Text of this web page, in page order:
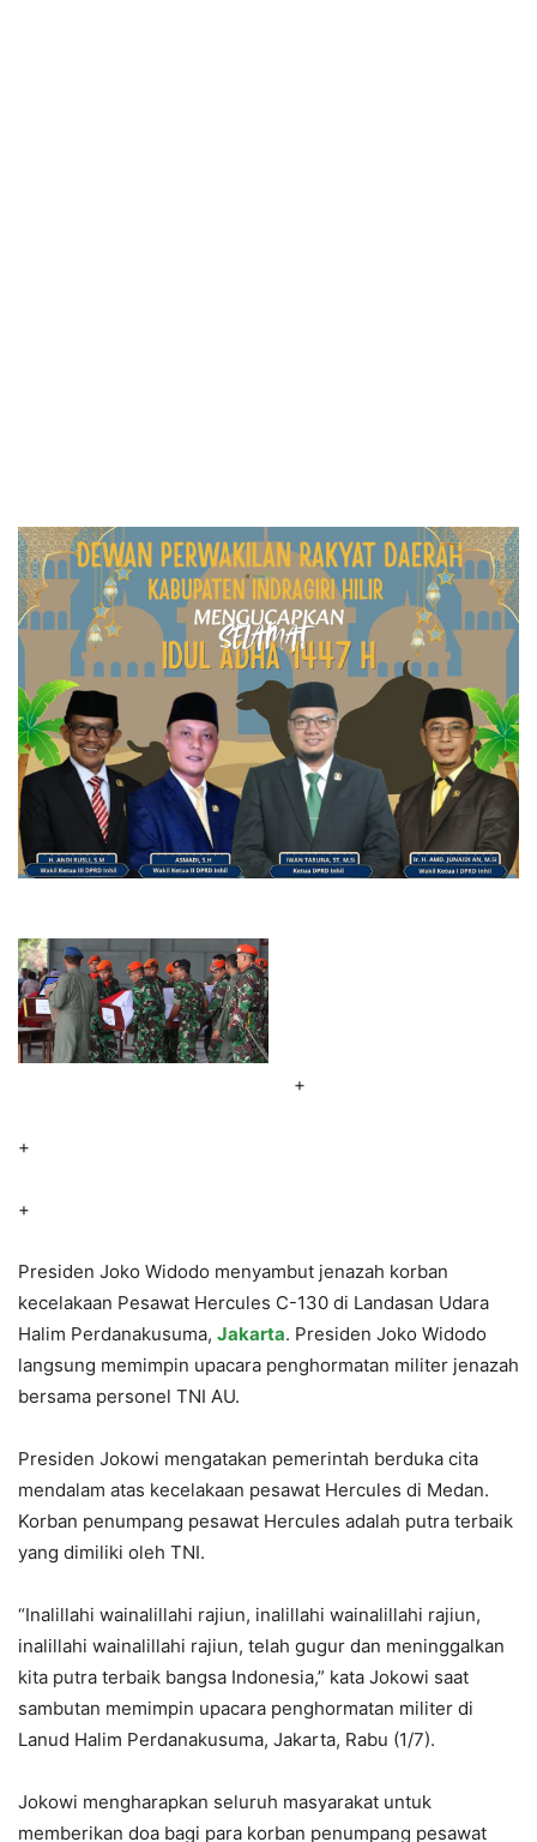
+
+
+
Presiden Joko Widodo menyambut jenazah korban
kecelakaan Pesawat Hercules C-130 di Landasan Udara
Halim Perdanakusuma, Jakarta. Presiden Joko Widodo
langsung memimpin upacara penghormatan militer jenazah
bersama personel TNI AU.
Presiden Jokowi mengatakan pemerintah berduka cita
mendalam atas kecelakaan pesawat Hercules di Medan.
Korban penumpang pesawat Hercules adalah putra terbaik
yang dimiliki oleh TNI.
“Inalillahi wainalillahi rajiun, inalillahi wainalillahi rajiun,
inalillahi wainalillahi rajiun, telah gugur dan meninggalkan
kita putra terbaik bangsa Indonesia,” kata Jokowi saat
sambutan memimpin upacara penghormatan militer di
Lanud Halim Perdanakusuma, Jakarta, Rabu (1/7).
Jokowi mengharapkan seluruh masyarakat untuk
memberikan doa bagi para korban penumpang pesawat